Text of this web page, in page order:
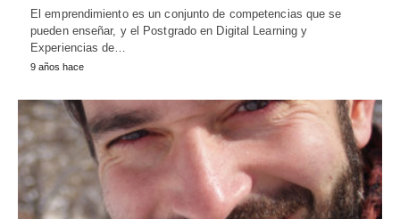
El emprendimiento es un conjunto de competencias que se
pueden enseñar, y el Postgrado en Digital Learning y
Experiencias de…
9 años hace